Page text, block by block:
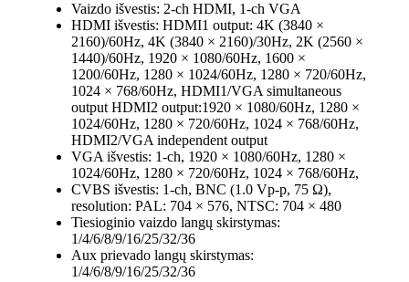
Vaizdo išvestis: 2-ch HDMI, 1-ch VGA
HDMI išvestis: HDMI1 output: 4K (3840 ×
2160)/60Hz, 4K (3840 × 2160)/30Hz, 2K (2560 ×
1440)/60Hz, 1920 × 1080/60Hz, 1600 ×
1200/60Hz, 1280 × 1024/60Hz, 1280 × 720/60Hz,
1024 × 768/60Hz, HDMI1/VGA simultaneous
output HDMI2 output:1920 × 1080/60Hz, 1280 ×
1024/60Hz, 1280 × 720/60Hz, 1024 × 768/60Hz,
HDMI2/VGA independent output
VGA išvestis: 1-ch, 1920 × 1080/60Hz, 1280 ×
1024/60Hz, 1280 × 720/60Hz, 1024 × 768/60Hz,
CVBS išvestis: 1-ch, BNC (1.0 Vp-p, 75 Ω),
resolution: PAL: 704 × 576, NTSC: 704 × 480
Tiesioginio vaizdo langų skirstymas:
1/4/6/8/9/16/25/32/36
Aux prievado langų skirstymas:
1/4/6/8/9/16/25/32/36